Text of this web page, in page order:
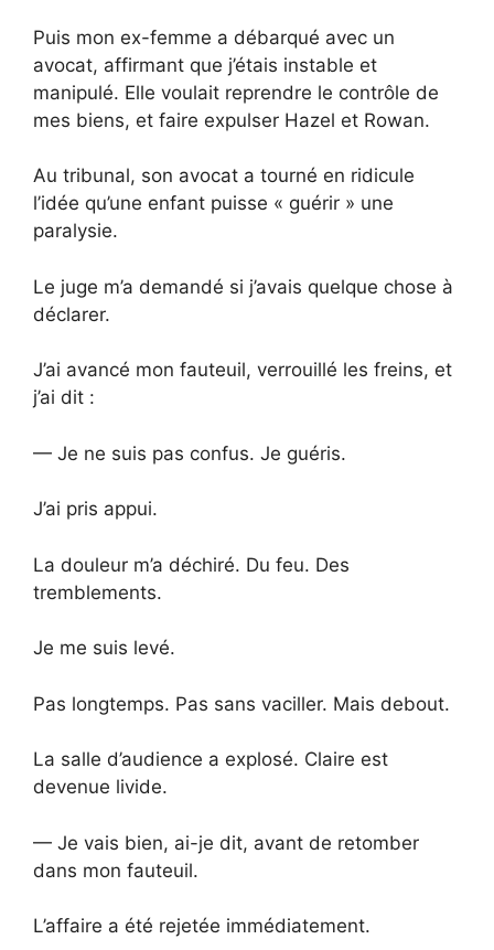
Puis mon ex-femme a débarqué avec un
avocat, affirmant que j’étais instable et
manipulé. Elle voulait reprendre le contrôle de
mes biens, et faire expulser Hazel et Rowan.
Au tribunal, son avocat a tourné en ridicule
l’idée qu’une enfant puisse « guérir » une
paralysie.
Le juge m’a demandé si j’avais quelque chose à
déclarer.
J’ai avancé mon fauteuil, verrouillé les freins, et
j’ai dit :
— Je ne suis pas confus. Je guéris.
J’ai pris appui.
La douleur m’a déchiré. Du feu. Des
tremblements.
Je me suis levé.
Pas longtemps. Pas sans vaciller. Mais debout.
La salle d’audience a explosé. Claire est
devenue livide.
— Je vais bien, ai-je dit, avant de retomber
dans mon fauteuil.
L’affaire a été rejetée immédiatement.